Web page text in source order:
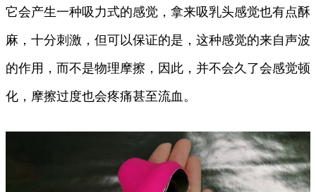
它会产生一种吸力式的感觉，拿来吸乳头感觉也有点酥
麻，十分刺激，但可以保证的是，这种感觉的来自声波
的作用，而不是物理摩擦，因此，并不会久了会感觉顿
化，摩擦过度也会疼痛甚至流血。